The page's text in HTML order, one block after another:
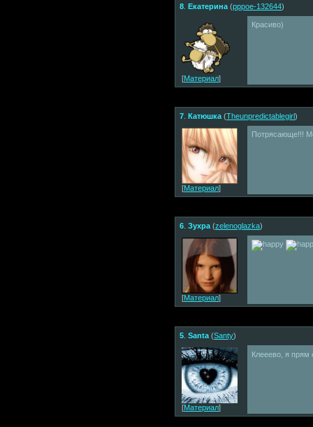
8 Екатерина (pppoe-132644)
[Материал]
Красиво)
7 Катюшка (Theunpredictablegirl)
[Материал]
Потрясающе!!!
6 Зухра (zelenoglazka)
[Материал]
5 Santa (Santy)
[Материал]
Клееево, я прям